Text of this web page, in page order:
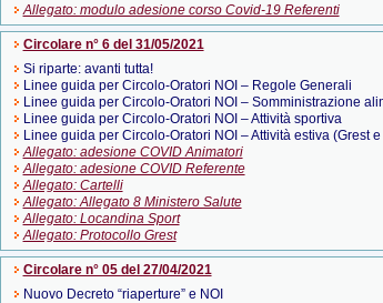
Allegato: modulo adesione corso Covid-19 Referenti
Circolare n° 6 del 31/05/2021
Si riparte: avanti tutta!
Linee guida per Circolo-Oratori NOI – Regole Generali
Linee guida per Circolo-Oratori NOI – Somministrazione
Linee guida per Circolo-Oratori NOI – Attività sportiva
Linee guida per Circolo-Oratori NOI – Attività estiva (Grest
Allegato: adesione COVID Animatori
Allegato: adesione COVID Referente
Allegato: Cartelli
Allegato: Allegato 8 Ministero Salute
Allegato: Locandina Sport
Allegato: Protocollo Grest
Circolare n° 05 del 27/04/2021
Nuovo Decreto “riaperture” e NOI